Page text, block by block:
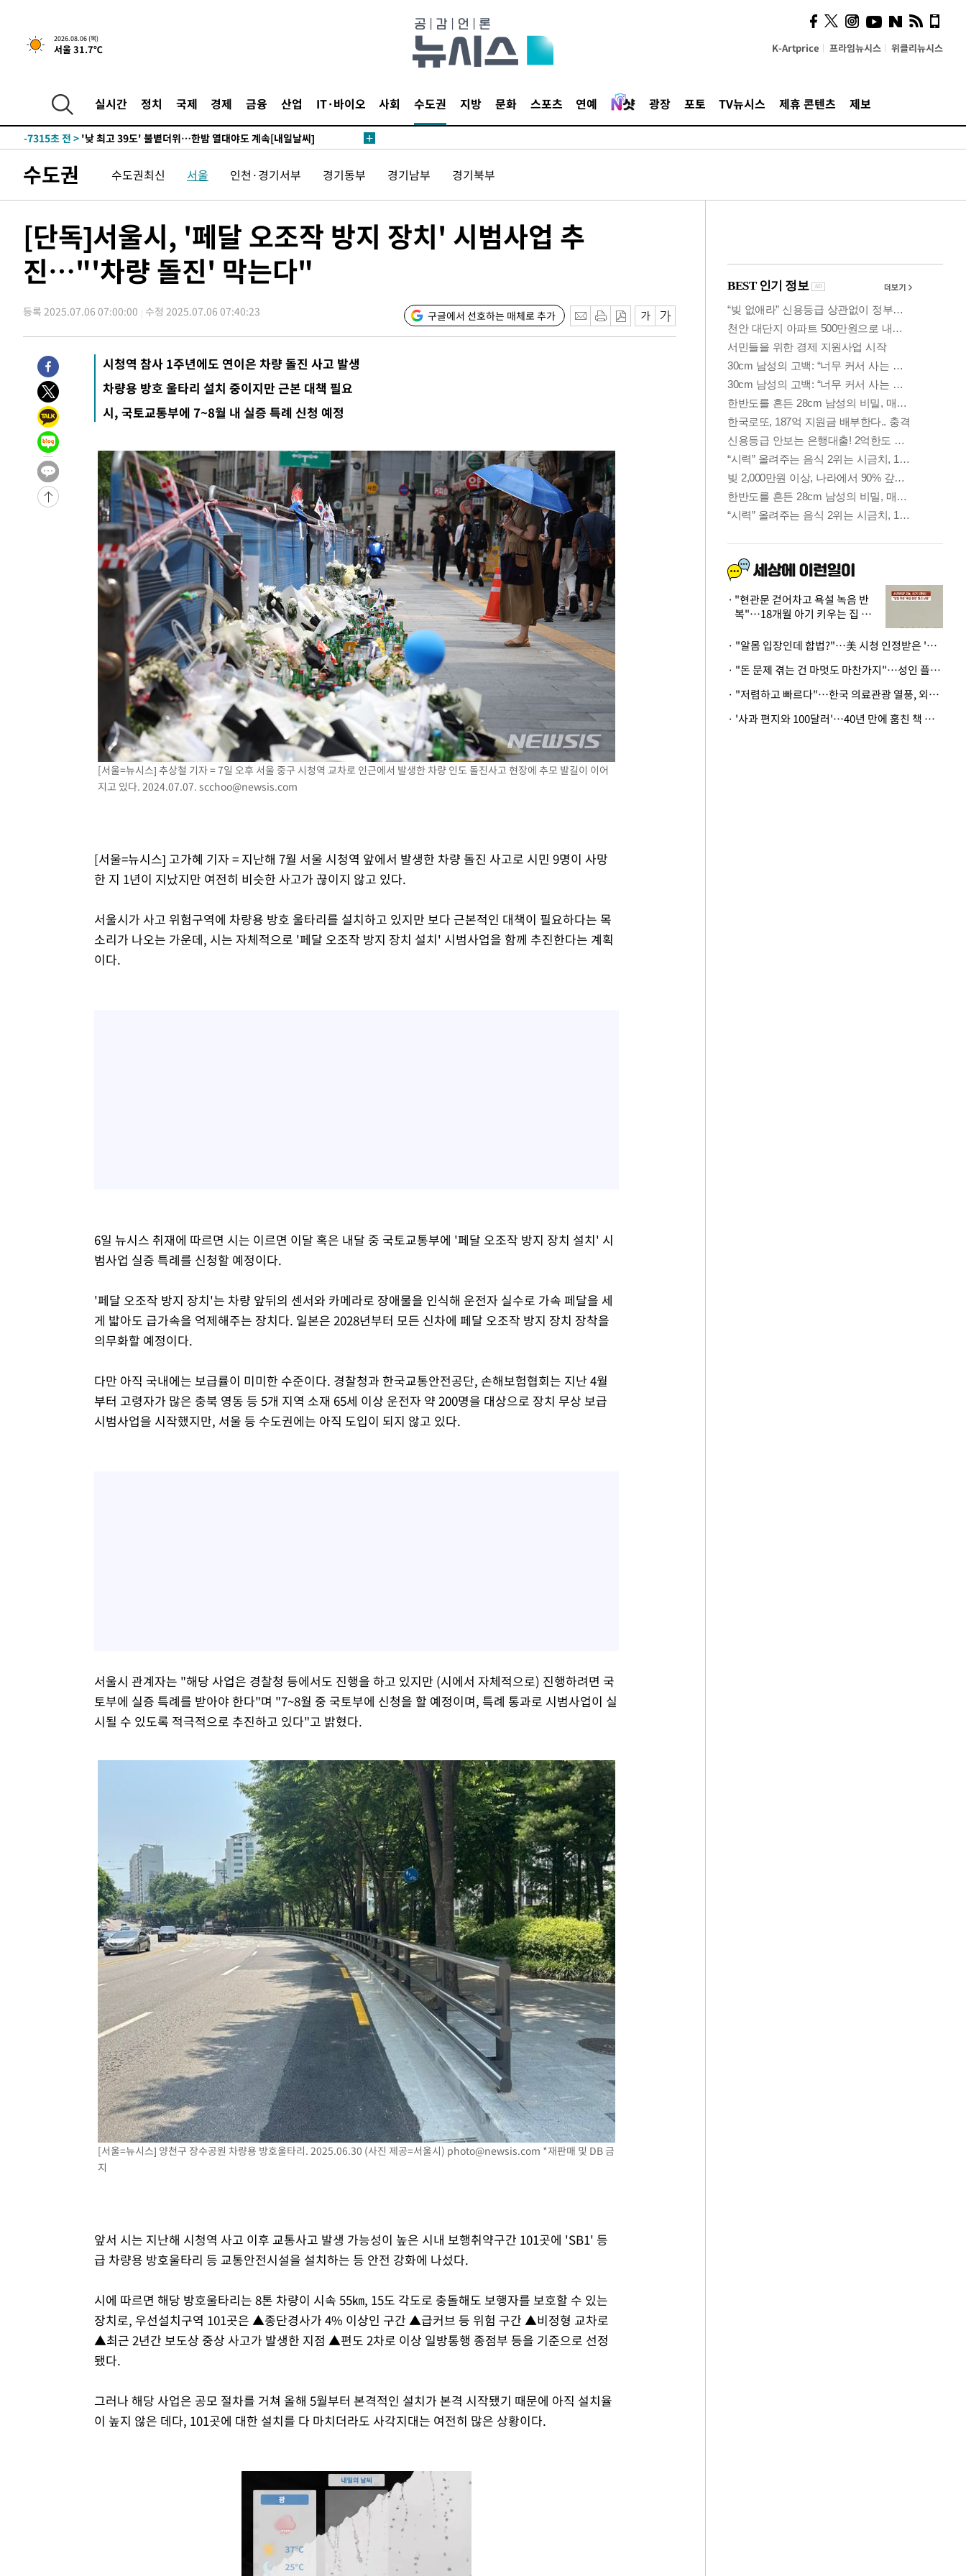
2026.08.06 (목)
서울 31.7℃ K-Artprice 프라임뉴시스 위클리뉴시스
실시간 정치 국제 경제 금융 산업 IT·바이오 사회 수도권 지방 문화 스포츠 연예 광장 포토 TV뉴시스 제휴 콘텐츠 제보
-24739초 전 >경찰, '홍명보는 2순위' 결론냈던 스포츠윤리센터도 압수수색
-10335초 전 >[속보]합참 "北 발사체는 단거리탄도미사일…감시·경계태세 강
-8513초 전 >
[속보] SKT, 에이닷 서비스 장애 발생…"원인 파악 중"
-7919초 전 >
-7315초 전 > '낮 최고 39도' 불볕더위…한밤 열대야도 계속[내일날씨]
-6936초 전 > "韓 외환시장 개입 관측 배경엔 美의 대한국 무역적자 있어"
-6763초 전 >'월드컵 탈락 후폭풍' 축구협회…초유의 압수수색에 '충격·당황'
-6165초 전 >[속보]종합특검, 대검 추가 압수수색…내란 중요임무종사 혐의
-2260초 전 >[속보]코스닥, 800p 회복…0.26% 오른 801.67 마감
-2190초 전 >
[속보]코스피, 301.88포인트(4.58%) 내린 6296.38 마감
5분 전 >"여기 떨어졌다"…다누리, 스페이스X 로켓 달 충돌 흔적 포착
55분 전 >손흥민, 5경기 연속골 실패…LAFC는 승부차기 끝 과달라하라 격파
2시간 전 >
내일까지 39도 '펄펄'…기상청 "태풍 지나며 폭염 잠시 꺾인다"
-27845초 전 >
'월드컵 탈락 후폭풍' 축구협회…11시간 걸린 초유의 압수수색(종
-27281초 전 >
-26074초 전 >
축구협회, 15년 전 심판 성 접대 파문에 "현재는 내부 지침 준수"
-24759초 전 >
-10355초 전 >
[속보]합참 "北 발사체는 단거리탄도미사일…감시·경계태세 강
화"
-10103초 전 >
日방위성, 北이 동해로 쏜 발사체는 탄도미사일 가능성
-8533초 전 >
[속보] SKT, 에이닷 서비스 장애 발생…"원인 파악 중"
[속보]합참 "북, 동해상으로 미상 발사체 발사"
'낮 최고 39도' 불볕더위…한밤 열대야도 계속[내일날씨]
[속보]7~9일 프로야구 3연전도 폭염 취소…11일 재개
"韓 외환시장 개입 관측 배경엔 美의 대한국 무역적자 있어"
'월드컵 탈락 후폭풍' 축구협회…초유의 압수수색에 '충격·당황'
서울 낮 37.9도, 올여름 최고치 경신…영등포 순간 '40도'
[속보]종합특검, 대검 추가 압수수색…내란 중요임무종사 혐의
[속보]코스닥, 800p 회복…0.26% 오른 801.67 마감
[속보]코스피, 301.88포인트(4.58%) 내린 6296.38 마감
[속보]원·달러 환율, 0.7원 내린 1423.8원 마감
"여기 떨어졌다"…다누리, 스페이스X 로켓 달 충돌 흔적 포착
손흥민, 5경기 연속골 실패…LAFC는 승부차기 끝 과달라하라 격파
내일까지 39도 '펄펄'…기상청 "태풍 지나며 폭염 잠시 꺾인다"
수도권 수도권최신 서울 인천·경기서부 경기동부 경기남부 경기북부
[단독]서울시, '페달 오조작 방지 장치' 시범사업 추
진…"'차량 돌진' 막는다"
등록 2025.07.06 07:00:00 수정 2025.07.06 07:40:23 구글에서 선호하는 매체로 추가
시청역 참사 1주년에도 연이은 차량 돌진 사고 발생
차량용 방호 울타리 설치 중이지만 근본 대책 필요
시, 국토교통부에 7~8월 내 실증 특례 신청 예정
[서울=뉴시스] 추상철 기자 = 7일 오후 서울 중구 시청역 교차로 인근에서 발생한 차량 인도 돌진사고 현장에 추모 발길이 이어
지고 있다. 2024.07.07. scchoo@newsis.com
[서울=뉴시스] 고가혜 기자 = 지난해 7월 서울 시청역 앞에서 발생한 차량 돌진 사고로 시민 9명이 사망
한 지 1년이 지났지만 여전히 비슷한 사고가 끊이지 않고 있다.
서울시가 사고 위험구역에 차량용 방호 울타리를 설치하고 있지만 보다 근본적인 대책이 필요하다는 목
소리가 나오는 가운데, 시는 자체적으로 '페달 오조작 방지 장치 설치' 시범사업을 함께 추진한다는 계획
이다.
6일 뉴시스 취재에 따르면 시는 이르면 이달 혹은 내달 중 국토교통부에 '페달 오조작 방지 장치 설치' 시
범사업 실증 특례를 신청할 예정이다.
'페달 오조작 방지 장치'는 차량 앞뒤의 센서와 카메라로 장애물을 인식해 운전자 실수로 가속 페달을 세
게 밟아도 급가속을 억제해주는 장치다. 일본은 2028년부터 모든 신차에 페달 오조작 방지 장치 장착을
의무화할 예정이다.
다만 아직 국내에는 보급률이 미미한 수준이다. 경찰청과 한국교통안전공단, 손해보험협회는 지난 4월
부터 고령자가 많은 충북 영동 등 5개 지역 소재 65세 이상 운전자 약 200명을 대상으로 장치 무상 보급
시범사업을 시작했지만, 서울 등 수도권에는 아직 도입이 되지 않고 있다.
서울시 관계자는 "해당 사업은 경찰청 등에서도 진행을 하고 있지만 (시에서 자체적으로) 진행하려면 국
토부에 실증 특례를 받아야 한다"며 "7~8월 중 국토부에 신청을 할 예정이며, 특례 통과로 시범사업이 실
시될 수 있도록 적극적으로 추진하고 있다"고 밝혔다.
[서울=뉴시스] 양천구 장수공원 차량용 방호울타리. 2025.06.30 (사진 제공=서울시) photo@newsis.com *재판매 및 DB 금
지
앞서 시는 지난해 시청역 사고 이후 교통사고 발생 가능성이 높은 시내 보행취약구간 101곳에 'SB1' 등
급 차량용 방호울타리 등 교통안전시설을 설치하는 등 안전 강화에 나섰다.
시에 따르면 해당 방호울타리는 8톤 차량이 시속 55㎞, 15도 각도로 충돌해도 보행자를 보호할 수 있는
장치로, 우선설치구역 101곳은 ▲종단경사가 4% 이상인 구간 ▲급커브 등 위험 구간 ▲비정형 교차로
▲최근 2년간 보도상 중상 사고가 발생한 지점 ▲편도 2차로 이상 일방통행 종점부 등을 기준으로 선정
됐다.
그러나 해당 사업은 공모 절차를 거쳐 올해 5월부터 본격적인 설치가 본격 시작됐기 때문에 아직 설치율
이 높지 않은 데다, 101곳에 대한 설치를 다 마치더라도 사각지대는 여전히 많은 상황이다.
의견, 국토부·LH에 충실히
전달할 것"
"현관문 걷어차고 욕설 녹음 반
복"…18개월 아기 키우는 집 뒤
· "알몸 입장인데 합법?"…美 시청 인정받은 '누드' 레스토랑 화제
· "돈 문제 겪는 건 마멋도 마찬가지"…성인 플랫폼에 등장한 뜻밖의 스타
· "저렴하고 빠르다"…한국 의료관광 열풍, 외신도 주목
· '사과 편지와 100달러'…40년 만에 훔친 책 돌려준 美 절도범